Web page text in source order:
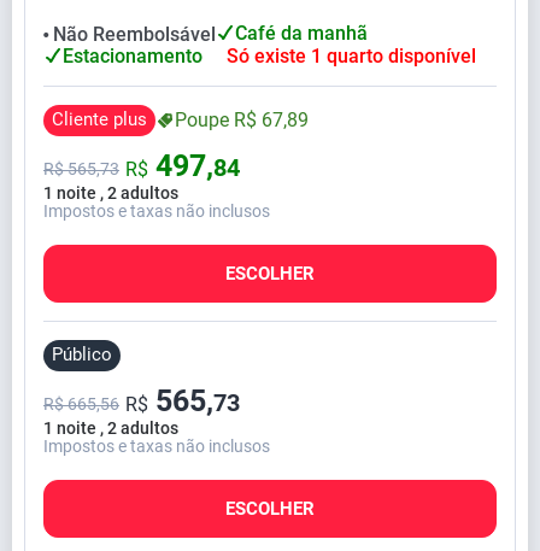
⬤ Não Reembolsável
Café da manhã
Estacionamento
Só existe 1 quarto disponível
Cliente plus Poupe R$ 67,89
1 noite , 2 adultos
R$565,73 R$ 497,84
Impostos e taxas não inclusos
ESCOLHER
Público
1 noite , 2 adultos
R$ 665,56 R$ 565,73
Impostos e taxas não inclusos
ESCOLHER